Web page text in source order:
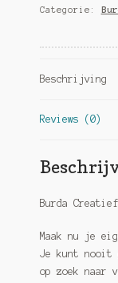
Categorie:
Beschrijving
Reviews (0)
Burda
Maak nu je
Je kunt nooit
op zoek naar